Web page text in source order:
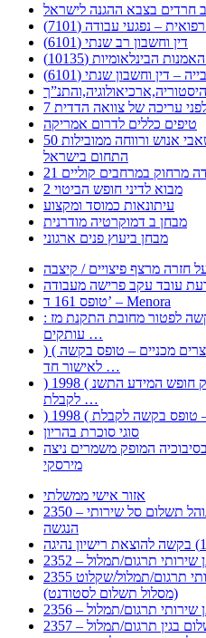
חרדים בצבא ההגנה לישראל
– נפגעי עבודה (7101)
דין וחשבון רב שנתי (6101)
הבינלאומיות (10135)
– דין וחשבון שנתי (6101)
היסטוריה,ארכיאולוגיה,והתנ”ך
עריכה של צוואה הדדית
טיפים כללים לדרום אמריקה
50 טיפים ויותר לניהול חווית עובד, משאבי אנוש ורווחה ממובילות
התחום בישראל
מרחוק במרחבים קוליים
מבוא לדיני חופש הביטוי 2
עיתונאות כמוסד ומקצוע
מבחן ב דמוקרטיה מודרנית
מבחן ביעוץ פנים ארגוני
טופס 161 ד’ – Menora
: בקשה לפטור מחובת התקנת מז;quot&ח 3 טופס מספר ים ב
עותקים …
) ( פעמי להקלטת יצירות על מוצרים מכניים – טופס בקשה
לאישור חד …
) 1998 ( לפי חוק חופש המידע התשנ;quot&ח – טופס בקשה
לקבלת …
סוגי סוכרת בהריון
המופק משמרים ניצה
מירסקי
אזור אישי ממשלתי
2350 – מידע לסטודנט עם לקות שמיעה-נוהל תשלום סל שירותי
הנגשה
שירותי תרגום/תמלול
2355 דרישה לתשלום עבור מתן שירותי תרגום/תמלול/שקלוט
(מסלול תשלום לסטודנט)
שירותי תרגום/תמלול
בגין תרגום/תמלול